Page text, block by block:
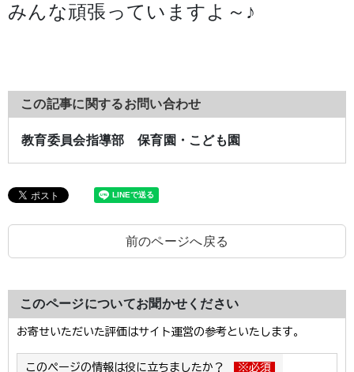
みんな頑張っていますよ～♪
この記事に関するお問い合わせ
教育委員会指導部 保育園・こども園
前のページへ戻る
このページについてお聞かせください